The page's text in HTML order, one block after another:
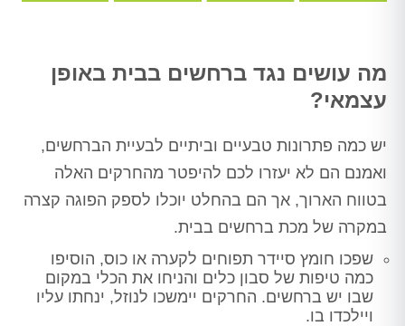
מה עושים נגד ברחשים בבית באופן
עצמאי?
יש כמה פתרונות טבעיים וביתיים לבעיית הברחשים,
ואמנם הם לא יעזרו לכם להיפטר מהחרקים האלה
בטווח הארוך, אך הם בהחלט יוכלו לספק הפוגה קצרה
במקרה של מכת ברחשים בבית.
שפכו חומץ סיידר תפוחים לקערה או כוס, הוסיפו
כמה טיפות של סבון כלים והניחו את הכלי במקום
שבו יש ברחשים. החרקים יימשכו לנוזל, ינחתו עליו
ויילכדו בו.